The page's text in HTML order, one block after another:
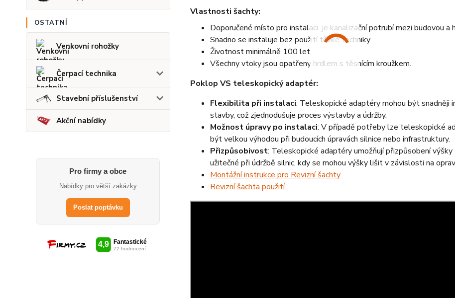
OSTATNÍ
Venkovní rohožky
Čerpací technika
Stavební příslušenství
Akční nabídky
Pro firmy a obce
Nabídky pro větší zakázky
Poslat poptávku
Vlastnosti šachty:
Doporučené místo pro instalaci je kanalizační potrubí mezi budovou a
Snadno se instaluje bez použití těžké techniky
Životnost minimálně 100 let.
Všechny vtoky jsou opatřeny hrdlem s těsnícím kroužkem.
Poklop VS teleskopický adaptér:
Flexibilita při instalaci: Teleskopické adaptéry mohou být snadněji
stavby, což zjednodušuje proces výstavby a údržby.
Možnost úpravy po instalaci: V případě potřeby lze teleskopické
být velkou výhodou při budoucích úpravách silnice nebo infrastruktury.
Přizpůsobivost: Teleskopické adaptéry umožňují přizpůsobení
užitečné při údržbě silnic, kdy se mohou výšky lišit v závislosti na
Montážní instrukce pro Revizní šachty
Revizní šachta použití